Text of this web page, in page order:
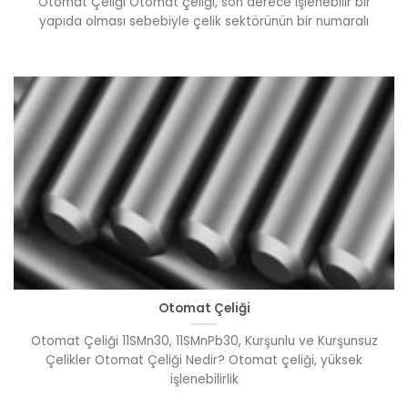
yapıda olması sebebiyle çelik sektörünün bir numaralı
Otomat Çeliği
Otomat Çeliği 11SMn30, 11SMnPb30, Kurşunlu ve Kurşunsuz
Çelikler Otomat Çeliği Nedir? Otomat çeliği, yüksek
işlenebilirlik